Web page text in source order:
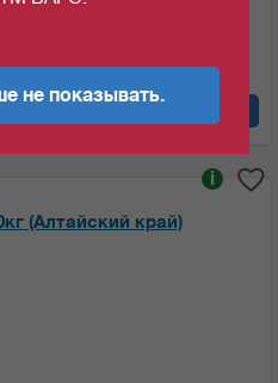
в корзину
(Алтайский край)
i
не показывать.